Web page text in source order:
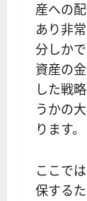
産への
あり非
分しか
資産の
した戦
うかの
ります。
ここで
保する